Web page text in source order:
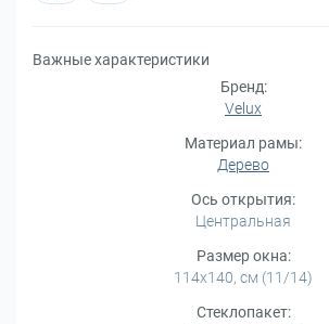
Важные характеристики
Бренд:
Velux
Материал рамы:
Дерево
Ось открытия:
Центральная
Размер окна:
114x140, см (11/14)
Стеклопакет: